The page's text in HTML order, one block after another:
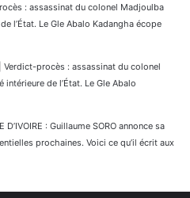
: assassinat du colonel Madjoulba
l’État. Le Gle Abalo Kadangha écope
Verdict-procès : assassinat du colonel
de l’État. Le Gle Abalo
D’IVOIRE : Guillaume SORO annonce sa
prochaines. Voici ce qu’il écrit aux